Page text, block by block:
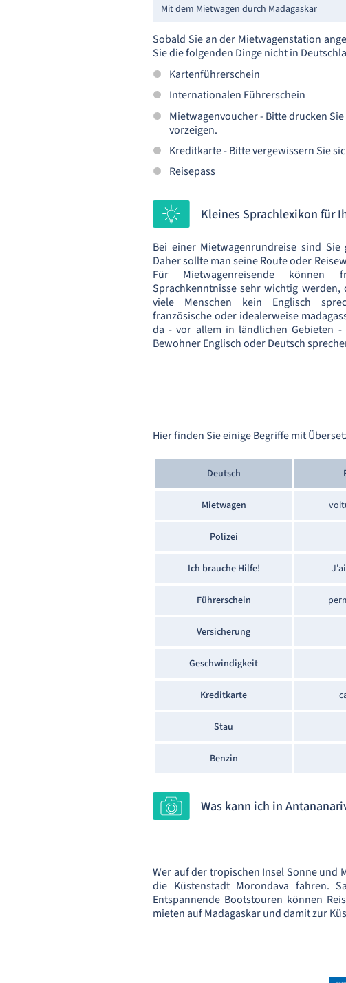
Mit dem Mietwagen durch Madagaskar
Sobald Sie an der Mietwagenstation
Sie die folgenden Dinge nicht in
Kartenführerschein
Internationalen Führerschein
Mietwagenvoucher - Bitte drucken
vorzeigen.
Kreditkarte - Bitte vergewissern Sie
Reisepass
Kleines Sprachlexikon für
Bei einer Mietwagenrundreise sind
Daher sollte man seine Route oder
Für Mietwagenreisende können
Sprachkenntnisse sehr wichtig
viele Menschen kein Englisch
französische oder idealerweise
da - vor allem in ländlichen Gebieten
Bewohner Englisch oder Deutsch
Hier finden Sie einige Begriffe mit
Deutsch
Mietwagen
Polizei
Ich brauche Hilfe!
Führerschein
Versicherung
Geschwindigkeit
Kreditkarte
Stau
Benzin
Was kann ich in
Wer auf der tropischen Insel Sonne und
die Küstenstadt Morondava fahren.
Entspannende Bootstouren können
mieten auf Madagaskar und damit zur